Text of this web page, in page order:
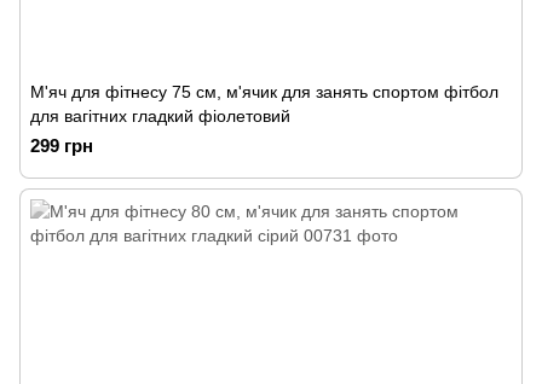
М'яч для фітнесу 75 см, м'ячик для занять спортом фітбол
для вагітних гладкий фіолетовий
299 грн